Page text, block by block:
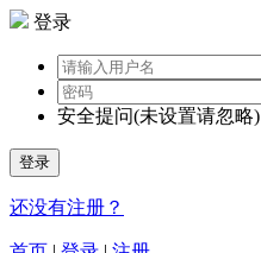
登录
安全提问(未设置请忽略)
登录
还没有注册？